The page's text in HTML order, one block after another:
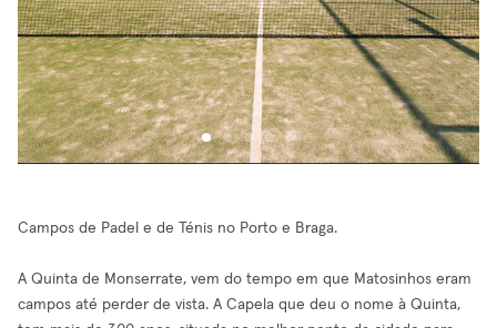
Campos de Padel e de Ténis no Porto e Braga.
A Quinta de Monserrate, vem do tempo em que Matosinhos eram
campos até perder de vista. A Capela que deu o nome à Quinta,